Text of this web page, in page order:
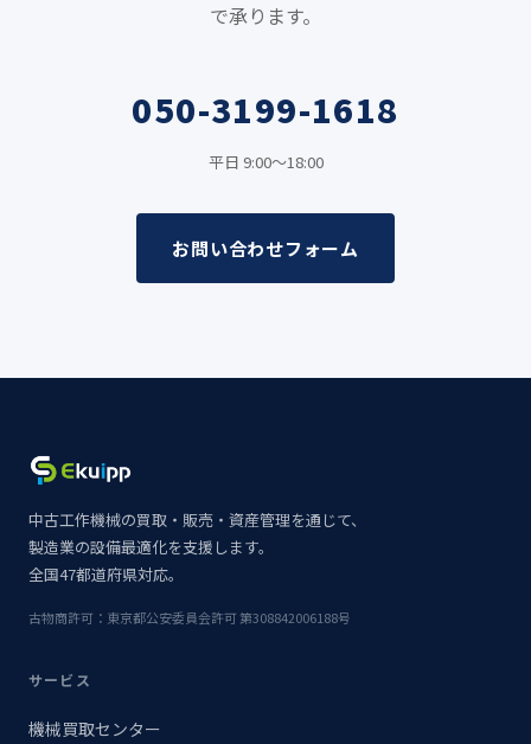
で承ります。
050-3199-1618
平日 9:00〜18:00
お問い合わせフォーム
中古工作機械の買取・販売・資産管理を通じて、
製造業の設備最適化を支援します。
全国47都道府県対応。
古物商許可：東京都公安委員会許可 第308842006188号
サービス
機械買取センター